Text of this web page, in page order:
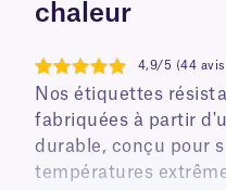
chaleur
4.9
4,9/5 (44
Nos étiquettes
fabriquées à partir
durable, conçu pour
températures